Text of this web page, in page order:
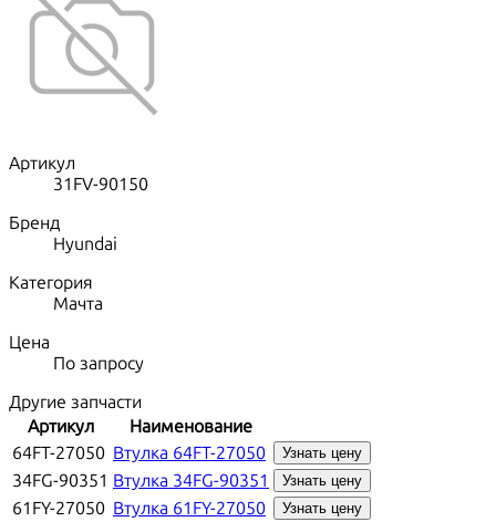
Артикул
31FV-90150
Бренд
Hyundai
Категория
Мачта
Цена
По запросу
Другие запчасти
Артикул
Наименование
64FT-27050 Втулка 64FT-27050 Узнать цену
34FG-90351 Втулка 34FG-90351 Узнать цену
61FY-27050 Втулка 61FY-27050 Узнать цену